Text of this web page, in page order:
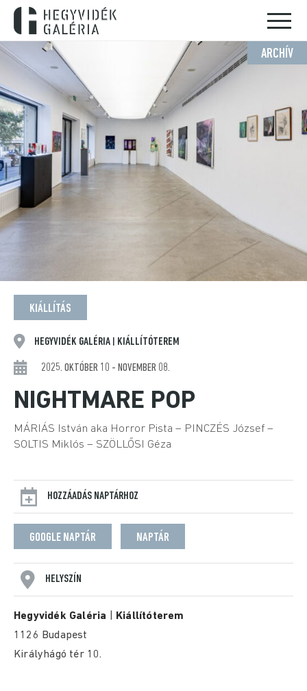
ARCHÍV
KIÁLLÍTÁS
HEGYVIDÉK GALÉRIA KIÁLLÍTÓTEREM
2025. OKTÓBER 10 - NOVEMBER 08.
NIGHTMARE POP
MÁRIÁS István aka Horror Pista – PINCZÉS József –
SOLTIS Miklós – SZÖLLŐSI Géza
HOZZÁADÁS NAPTÁRHOZ
GOOGLE NAPTÁR NAPTÁR
HELYSZÍN
Hegyvidék Galéria
Kiállítóterem
1126 Budapest
Királyhágó tér 10.